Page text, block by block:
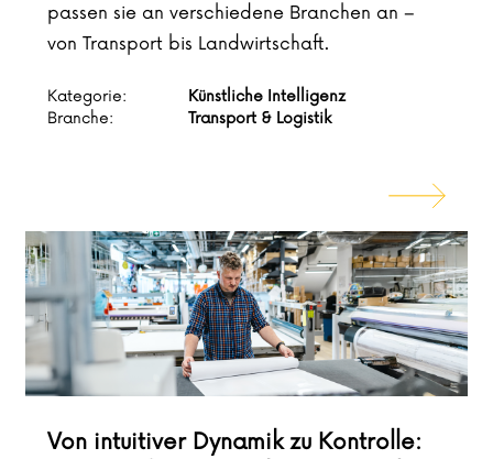
passen sie an verschiedene Branchen an –
von Transport bis Landwirtschaft.
Kategorie:
Künstliche Intelligenz
Branche:
Transport & Logistik
Von intuitiver Dynamik zu Kontrolle: